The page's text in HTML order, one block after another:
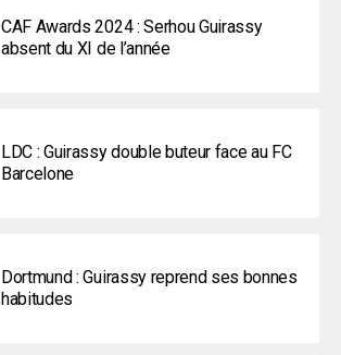
CAF Awards 2024 : Serhou Guirassy
absent du XI de l’année
LDC : Guirassy double buteur face au FC
Barcelone
Dortmund : Guirassy reprend ses bonnes
habitudes